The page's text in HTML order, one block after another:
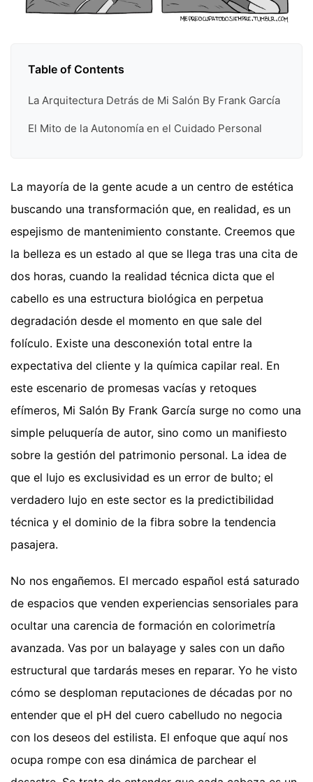
Table of Contents
La Arquitectura Detrás de Mi Salón By Frank García
El Mito de la Autonomía en el Cuidado Personal
La mayoría de la gente acude a un centro de estética
buscando una transformación que, en realidad, es un
espejismo de mantenimiento constante. Creemos que
la belleza es un estado al que se llega tras una cita de
dos horas, cuando la realidad técnica dicta que el
cabello es una estructura biológica en perpetua
degradación desde el momento en que sale del
folículo. Existe una desconexión total entre la
expectativa del cliente y la química capilar real. En
este escenario de promesas vacías y retoques
efímeros, Mi Salón By Frank García surge no como una
simple peluquería de autor, sino como un manifiesto
sobre la gestión del patrimonio personal. La idea de
que el lujo es exclusividad es un error de bulto; el
verdadero lujo en este sector es la predictibilidad
técnica y el dominio de la fibra sobre la tendencia
pasajera.
No nos engañemos. El mercado español está saturado
de espacios que venden experiencias sensoriales para
ocultar una carencia de formación en colorimetría
avanzada. Vas por un balayage y sales con un daño
estructural que tardarás meses en reparar. Yo he visto
cómo se desploman reputaciones de décadas por no
entender que el pH del cuero cabelludo no negocia
con los deseos del estilista. El enfoque que aquí nos
ocupa rompe con esa dinámica de parchear el